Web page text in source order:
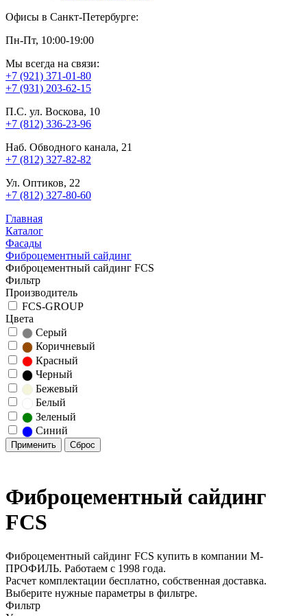
Офисы в Санкт-Петербурге:
Пн-Пт, 10:00-19:00
Мы всегда на связи:
+7 (921) 371-01-80
+7 (931) 203-62-15
П.С. ул. Воскова, 10
+7 (812) 336-23-96
Наб. Обводного канала, 21
+7 (812) 327-82-82
Ул. Оптиков, 22
+7 (812) 327-80-60
Главная
Каталог
Фасады
Фиброцементный сайдинг
Фиброцементный сайдинг FCS
Фильтр
Производитель
FCS-GROUP
Цвета
Серый
Коричневый
Красный
Черный
Бежевый
Белый
Зеленый
Синий
Фиброцементный сайдинг
FCS
Фиброцементный сайдинг FCS купить в компании М-
ПРОФИЛЬ. Работаем с 1998 года.
Расчет комплектации бесплатно, собственная доставка.
Выберите нужные параметры в фильтре.
Фильтр